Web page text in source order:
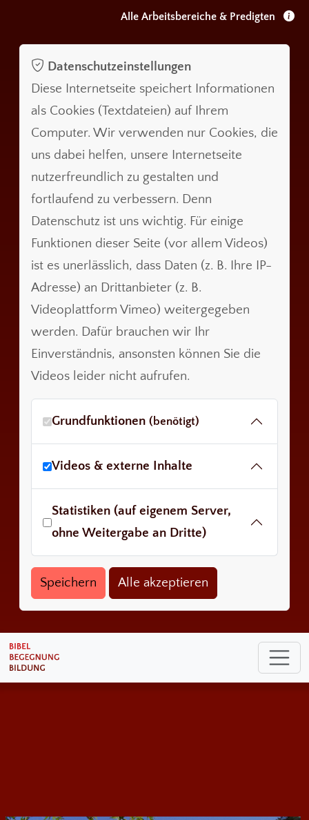
Alle Arbeitsbereiche & Predigten
Datenschutzeinstellungen
Diese Internetseite speichert Informationen
als Cookies (Textdateien) auf Ihrem
Computer. Wir verwenden nur Cookies, die
uns dabei helfen, unsere Internetseite
nutzerfreundlich zu gestalten und
fortlaufend zu verbessern. Denn
Datenschutz ist uns wichtig. Für einige
Funktionen dieser Seite (vor allem Videos)
ist es unerlässlich, dass Daten (z. B. Ihre IP-
Adresse) an Drittanbieter (z. B.
Videoplattform Vimeo) weitergegeben
werden. Dafür brauchen wir Ihr
Einverständnis, ansonsten können Sie die
Videos leider nicht aufrufen.
Grundfunktionen (benötigt)
Videos & externe Inhalte
Statistiken (auf eigenem Server,
ohne Weitergabe an Dritte)